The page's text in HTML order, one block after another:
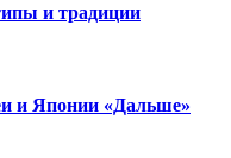
и традиции
и Японии «Дальше»